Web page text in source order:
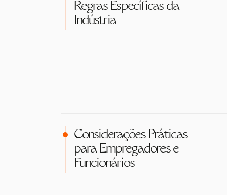
Regras Específicas da
Indústria
Considerações Práticas
para Empregadores e
Funcionários